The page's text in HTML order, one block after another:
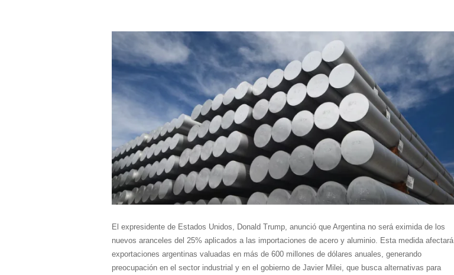
El expresidente de Estados Unidos, Donald Trump, anunció que Argentina no será eximida de los
nuevos aranceles del 25% aplicados a las importaciones de acero y aluminio. Esta medida afectará
exportaciones argentinas valuadas en más de 600 millones de dólares anuales, generando
preocupación en el sector industrial y en el gobierno de Javier Milei, que busca alternativas para